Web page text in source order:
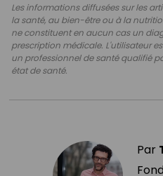
Les informations diffusées sur les
la santé, au bien-être ou à la
ne constituent en aucun cas un
prescription médicale. L'utilisateur
un professionnel de santé qualifié
état de santé.
Par